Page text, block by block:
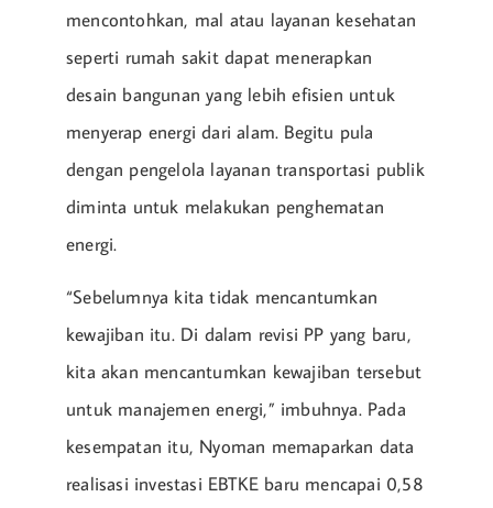
mencontohkan, mal atau layanan kesehatan
seperti rumah sakit dapat menerapkan
desain bangunan yang lebih efisien untuk
menyerap energi dari alam. Begitu pula
dengan pengelola layanan transportasi publik
diminta untuk melakukan penghematan
energi.
“Sebelumnya kita tidak mencantumkan
kewajiban itu. Di dalam revisi PP yang baru,
kita akan mencantumkan kewajiban tersebut
untuk manajemen energi,” imbuhnya. Pada
kesempatan itu, Nyoman memaparkan data
realisasi investasi EBTKE baru mencapai 0,58